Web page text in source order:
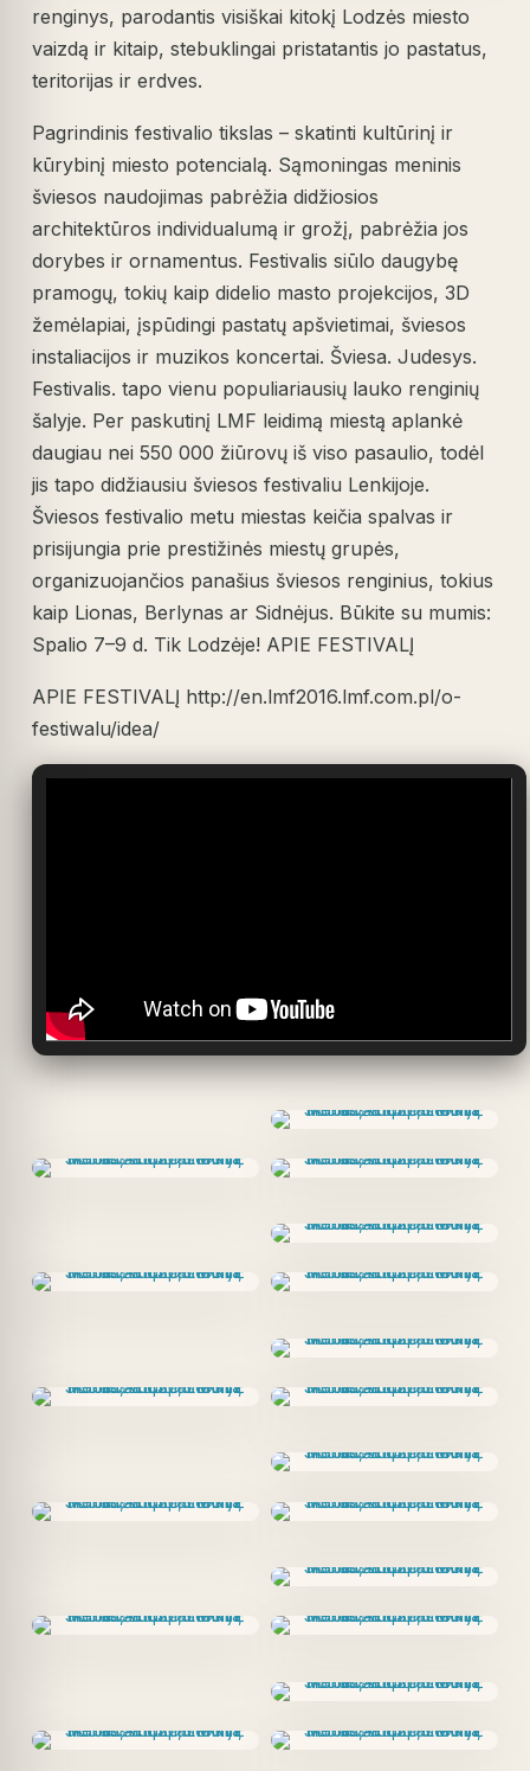
renginys, parodantis visiškai kitokį Lodzės miesto
vaizdą ir kitaip, stebuklingai pristatantis jo pastatus,
teritorijas ir erdves.
Pagrindinis festivalio tikslas – skatinti kultūrinį ir
kūrybinį miesto potencialą. Sąmoningas meninis
šviesos naudojimas pabrėžia didžiosios
architektūros individualumą ir grožį, pabrėžia jos
dorybes ir ornamentus. Festivalis siūlo daugybę
pramogų, tokių kaip didelio masto projekcijos, 3D
žemėlapiai, įspūdingi pastatų apšvietimai, šviesos
instaliacijos ir muzikos koncertai. Šviesa. Judesys.
Festivalis. tapo vienu populiariausių lauko renginių
šalyje. Per paskutinį LMF leidimą miestą aplankė
daugiau nei 550 000 žiūrovų iš viso pasaulio, todėl
jis tapo didžiausiu šviesos festivaliu Lenkijoje.
Šviesos festivalio metu miestas keičia spalvas ir
prisijungia prie prestižinės miestų grupės,
organizuojančios panašius šviesos renginius, tokius
kaip Lionas, Berlynas ar Sidnėjus. Būkite su mumis:
Spalio 7–9 d. Tik Lodzėje! APIE FESTIVALĮ
APIE FESTIVALĮ http://en.lmf2016.lmf.com.pl/o-
festiwalu/idea/